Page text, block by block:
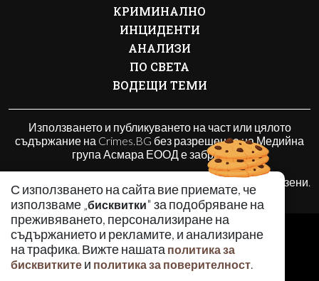
С използването на сайта вие приемате, че
използваме „бисквитки" за подобряване на
преживяването, персонализиране на
съдържанието и рекламите, и анализиране
на трафика. Вижте нашата политика за
бисквитките и политика за поверителност.
КРИМИНАЛНО
ИНЦИДЕНТИ
АНАЛИЗИ
ПО СВЕТА
ВОДЕЩИ ТЕМИ
Използването и публикуването на част или цялото
съдържание на Crimes.BG без разрешение на Медийна
група Асмара ЕООД е забранено.
© 2010 - 2026 | Crimes.BG. Всички права запазени.
РЕКЛАМА
КОНТАКТИ
ОБЩИ УСЛОВИЯ